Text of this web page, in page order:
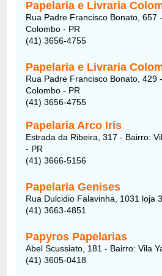
Papelaria e Livraria
Rua Padre Francisco Bonato, 657
Colombo - PR
(41) 3656-4755
Papelaria e Livraria
Rua Padre Francisco Bonato, 429
Colombo - PR
(41) 3656-4755
Papelaria Arco Iris
Estrada da Ribeira, 317 - Bairro:
- PR
(41) 3666-5156
Papelaria Genises
Rua Dulcidio Falavinha, 1031 loja
(41) 3663-4851
Papyros Papelarias
Abel Scussiato, 181 - Bairro: Vila
(41) 3605-0418